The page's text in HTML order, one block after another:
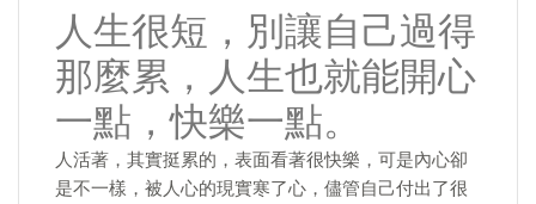
人生很短，別讓自己過得
那麼累，人生也就能開心
一點，快樂一點。
人活著，其實挺累的，表面看著很快樂，可是內心卻
是不一樣，被人心的現實寒了心，儘管自己付出了很